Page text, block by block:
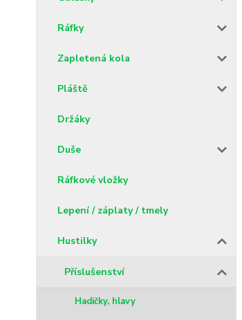
Ráfky
Zapletená kola
Pláště
Držáky
Duše
Ráfkové vložky
Lepení / záplaty / tmely
Hustilky
Příslušenství
Hadičky, hlavy